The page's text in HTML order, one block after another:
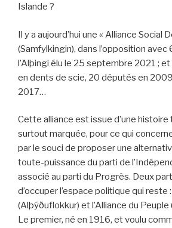
Islande ?
Il y a aujourd’hui une « Alliance Social
(Samfylkingin), dans l’opposition
l’Alþingi élu le 25 septembre 2021 ;
en dents de scie, 20 députés en
2017…
Cette alliance est issue d’une
surtout marquée, pour ce qui
par le souci de proposer une
toute-puissance du parti de
associé au parti du Progrès. Deux
d’occuper l’espace politique qui reste
(Alþýðuflokkur) et l’Alliance du
Le premier, né en 1916, et voulu